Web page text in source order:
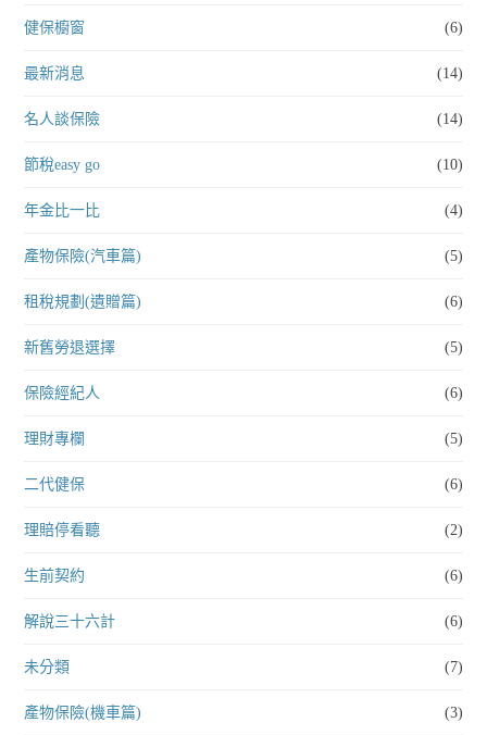
健保櫥窗 (6)
最新消息 (14)
名人談保險 (14)
節稅easy go (10)
年金比一比 (4)
產物保險(汽車篇) (5)
租稅規劃(遺贈篇) (6)
新舊勞退選擇 (5)
保險經紀人 (6)
理財專欄 (5)
二代健保 (6)
理賠停看聽 (2)
生前契約 (6)
解說三十六計 (6)
未分類 (7)
產物保險(機車篇) (3)